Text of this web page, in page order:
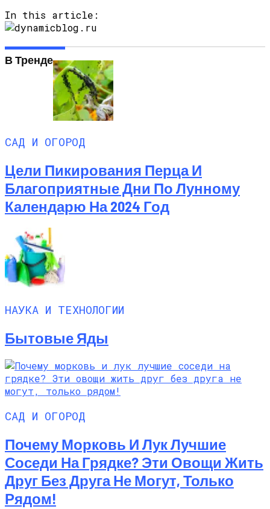
In this article:
В Тренде
САД И ОГОРОД
Цели Пикирования Перца И
Благоприятные Дни По Лунному
Календарю На 2024 Год
НАУКА И ТЕХНОЛОГИИ
Бытовые Яды
САД И ОГОРОД
Почему Морковь И Лук Лучшие
Соседи На Грядке? Эти Овощи Жить
Друг Без Друга Не Могут, Только
Рядом!